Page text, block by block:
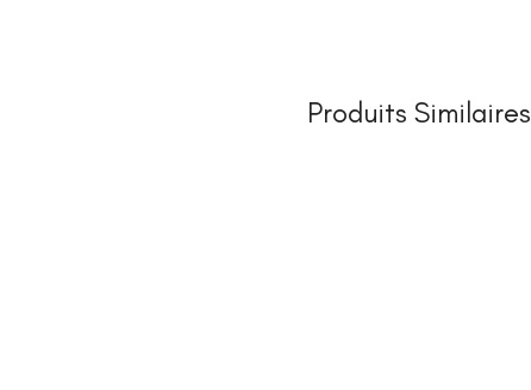
Produits Similaires